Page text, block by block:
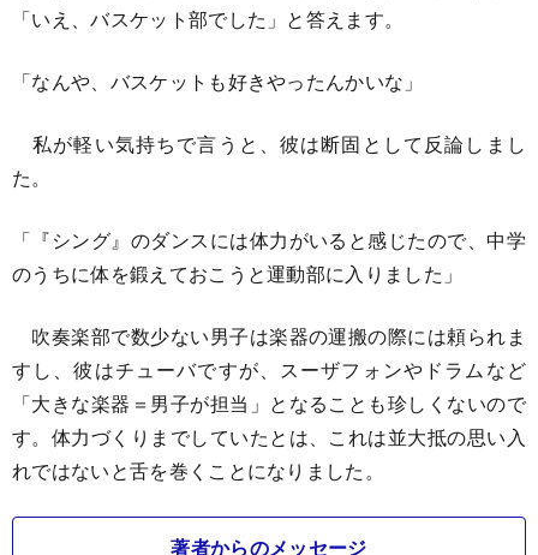
「いえ、バスケット部でした」と答えます。
「なんや、バスケットも好きやったんかいな」
私が軽い気持ちで言うと、彼は断固として反論しまし
た。
「『シング』のダンスには体力がいると感じたので、中学
のうちに体を鍛えておこうと運動部に入りました」
吹奏楽部で数少ない男子は楽器の運搬の際には頼られま
すし、彼はチューバですが、スーザフォンやドラムなど
「大きな楽器＝男子が担当」となることも珍しくないので
す。体力づくりまでしていたとは、これは並大抵の思い入
れではないと舌を巻くことになりました。
著者からのメッセージ